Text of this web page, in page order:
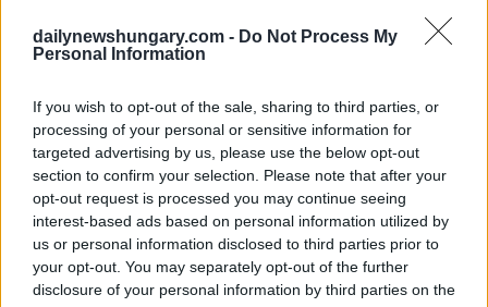
dailynewshungary.com - Do Not Process My
Personal Information
If you wish to opt-out of the sale, sharing to third parties, or
processing of your personal or sensitive information for
targeted advertising by us, please use the below opt-out
section to confirm your selection. Please note that after your
opt-out request is processed you may continue seeing
interest-based ads based on personal information utilized by
us or personal information disclosed to third parties prior to
your opt-out. You may separately opt-out of the further
disclosure of your personal information by third parties on the
Janos Török, Exekutivdirektor für die DACH-Region und
Agency organisiert wurde
Unterstützung beim Markteintritt
Török betont auch, dass die Austrian Business Agency
(ABA) eine Schlüsselrolle beim Aufbau der
Geschäftstätigkeit in Österreich gespielt hat. Sie half dem
Unternehmen unter anderem dabei, sich im lokalen Umfeld
zurechtzufinden, vermittelte Kontakte und empfahl relevante
Fachleute wie Steuerberater und Wirtschaftsprüfer. Diese